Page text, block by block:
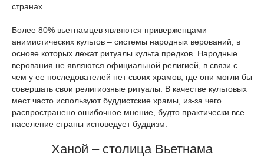
странах.
Более 80% вьетнамцев являются приверженцами
анимистических культов – системы народных верований, в
основе которых лежат ритуалы культа предков. Народные
верования не являются официальной религией, в связи с
чем у ее последователей нет своих храмов, где они могли бы
совершать свои религиозные ритуалы. В качестве культовых
мест часто используют буддистские храмы, из-за чего
распространено ошибочное мнение, будто практически все
население страны исповедует буддизм.
Ханой – столица Вьетнама